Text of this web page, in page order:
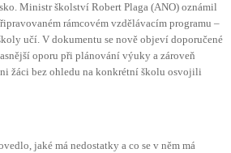
Ministr školství Robert Plaga (ANO) oznámil
rámcovém vzdělávacím programu –
učí. V dokumentu se nově objeví doporučené
oporu při plánování výuky a zároveň
žáci bez ohledu na konkrétní školu osvojili
jaké má nedostatky a co se v něm má